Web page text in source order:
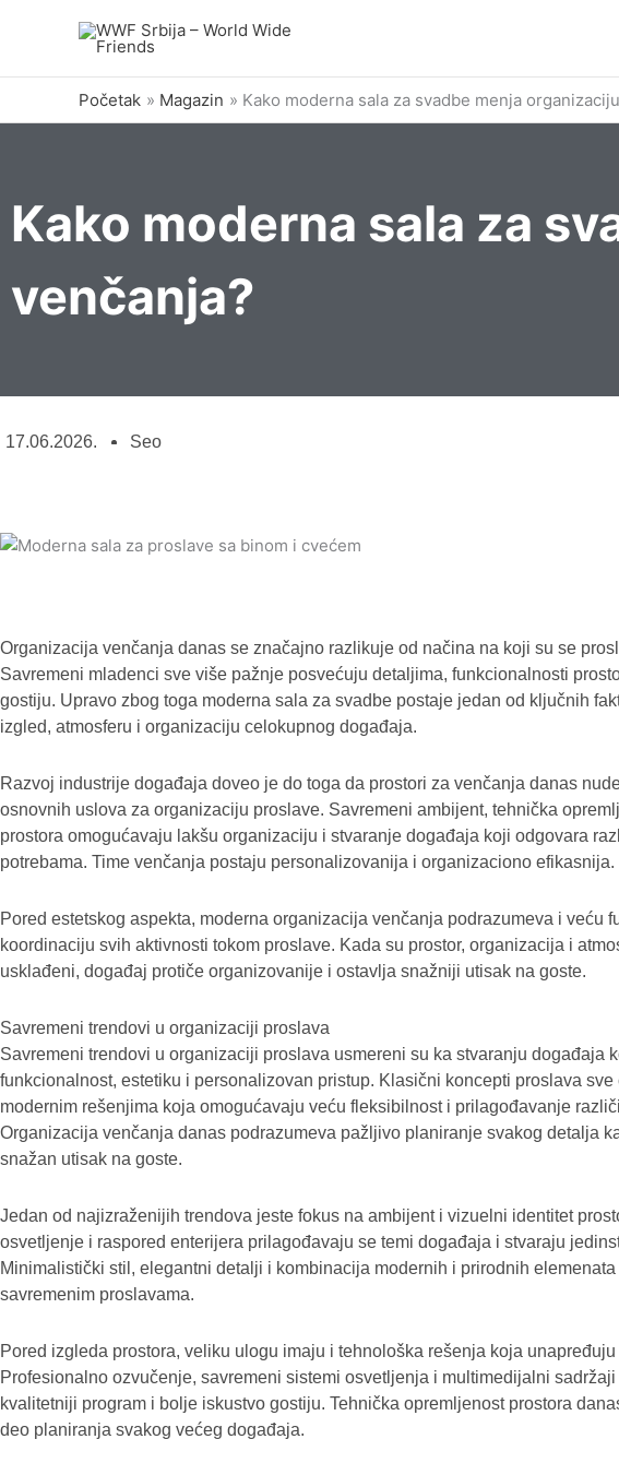
Početak Magazin Kako moderna sala za svadbe menja
Kako moderna sala za
venčanja?
17.06.2026. Seo
Organizacija venčanja danas se značajno razlikuje od načina na koji su se
Savremeni mladenci sve više pažnje posvećuju detaljima, funkcionalnosti
gostiju. Upravo zbog toga moderna sala za svadbe postaje jedan od ključnih
izgled, atmosferu i organizaciju celokupnog događaja.
Razvoj industrije događaja doveo je do toga da prostori za venčanja danas
osnovnih uslova za organizaciju proslave. Savremeni ambijent, tehnička
prostora omogućavaju lakšu organizaciju i stvaranje događaja koji odgovara
potrebama. Time venčanja postaju personalizovanija i organizaciono efikasnija.
Pored estetskog aspekta, moderna organizacija venčanja podrazumeva i veću
koordinaciju svih aktivnosti tokom proslave. Kada su prostor, organizacija i
usklađeni, događaj protiče organizovanije i ostavlja snažniji utisak na goste.
Savremeni trendovi u organizaciji proslava
Savremeni trendovi u organizaciji proslava usmereni su ka stvaranju događaja
funkcionalnost, estetiku i personalizovan pristup. Klasični koncepti proslava
modernim rešenjima koja omogućavaju veću fleksibilnost i prilagođavanje
Organizacija venčanja danas podrazumeva pažljivo planiranje svakog detalja
snažan utisak na goste.
Jedan od najizraženijih trendova jeste fokus na ambijent i vizuelni identitet
osvetljenje i raspored enterijera prilagođavaju se temi događaja i stvaraju
Minimalistički stil, elegantni detalji i kombinacija modernih i prirodnih
savremenim proslavama.
Pored izgleda prostora, veliku ulogu imaju i tehnološka rešenja koja
Profesionalno ozvučenje, savremeni sistemi osvetljenja i multimedijalni
kvalitetniji program i bolje iskustvo gostiju. Tehnička opremljenost prostora
deo planiranja svakog većeg događaja.